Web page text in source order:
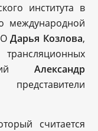
института в
международной
Дарья Козлова,
Александр
считается